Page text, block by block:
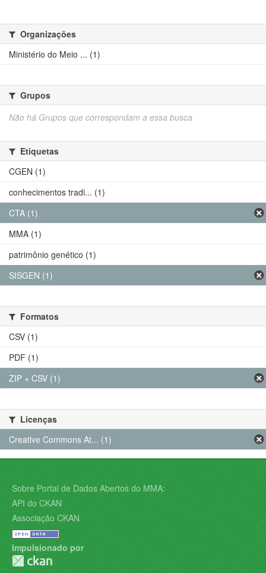
Organizações
Ministério do Meio ... (1)
Grupos
Não há Grupos que correspondam a essa busca
Etiquetas
CGEN (1)
conhecimentos tradi... (1)
CTA (1)
MMA (1)
patrimônio genético (1)
SISGEN (1)
Formatos
CSV (1)
PDF (1)
ZIP + CSV (1)
Licenças
Creative Commons At... (1)
Sobre Portal de Dados Abertos do MMA:
API do CKAN
Associação CKAN
Impulsionado por